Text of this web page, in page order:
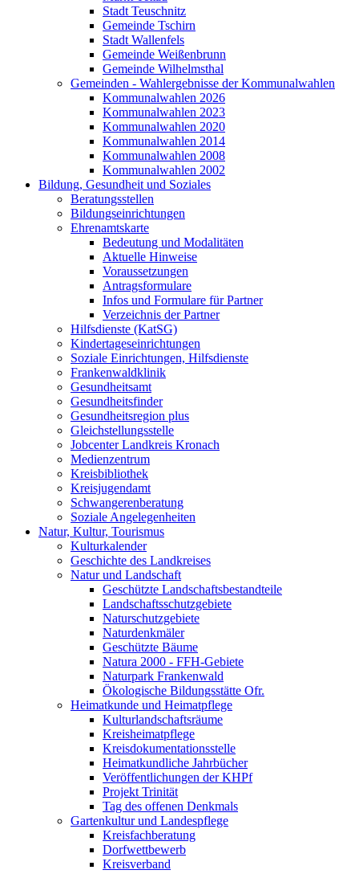
Stadt Teuschnitz
Gemeinde Tschirn
Stadt Wallenfels
Gemeinde Weißenbrunn
Gemeinde Wilhelmsthal
Gemeinden - Wahlergebnisse der Kommunalwahlen
Kommunalwahlen 2026
Kommunalwahlen 2023
Kommunalwahlen 2020
Kommunalwahlen 2014
Kommunalwahlen 2008
Kommunalwahlen 2002
Bildung, Gesundheit und Soziales
Beratungsstellen
Bildungseinrichtungen
Ehrenamtskarte
Bedeutung und Modalitäten
Aktuelle Hinweise
Voraussetzungen
Antragsformulare
Infos und Formulare für Partner
Verzeichnis der Partner
Hilfsdienste (KatSG)
Kindertageseinrichtungen
Soziale Einrichtungen, Hilfsdienste
Frankenwaldklinik
Gesundheitsamt
Gesundheitsfinder
Gesundheitsregion plus
Gleichstellungsstelle
Jobcenter Landkreis Kronach
Medienzentrum
Kreisbibliothek
Kreisjugendamt
Schwangerenberatung
Soziale Angelegenheiten
Natur, Kultur, Tourismus
Kulturkalender
Geschichte des Landkreises
Natur und Landschaft
Geschützte Landschaftsbestandteile
Landschaftsschutzgebiete
Naturschutzgebiete
Naturdenkmäler
Geschützte Bäume
Natura 2000 - FFH-Gebiete
Naturpark Frankenwald
Ökologische Bildungsstätte Ofr.
Heimatkunde und Heimatpflege
Kulturlandschaftsräume
Kreisheimatpflege
Kreisdokumentationsstelle
Heimatkundliche Jahrbücher
Veröffentlichungen der KHPf
Projekt Trinität
Tag des offenen Denkmals
Gartenkultur und Landespflege
Kreisfachberatung
Dorfwettbewerb
Kreisverband